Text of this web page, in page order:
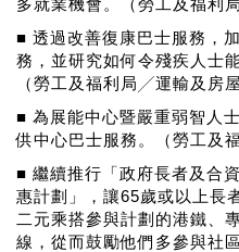
多就業機會。（勞工及福利局
■ 透過改善復康巴士服務，
務，並研究如何令殘疾人士
（勞工及福利局╱運輸及房屋
■ 為展能中心暨嚴重弱智人
供中心巴士服務。（勞工及福
■ 繼續推行「政府長者及合
惠計劃」，讓65歲或以上長
二元乘搭參與計劃的港鐵、
線，從而鼓勵他們多參與社